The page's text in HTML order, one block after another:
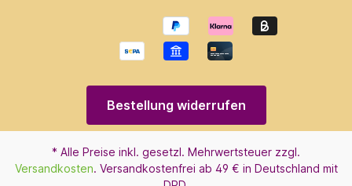
Bestellung widerrufen
* Alle Preise inkl. gesetzl. Mehrwertsteuer zzgl.
Versandkosten. Versandkostenfrei ab 49 € in Deutschland mit